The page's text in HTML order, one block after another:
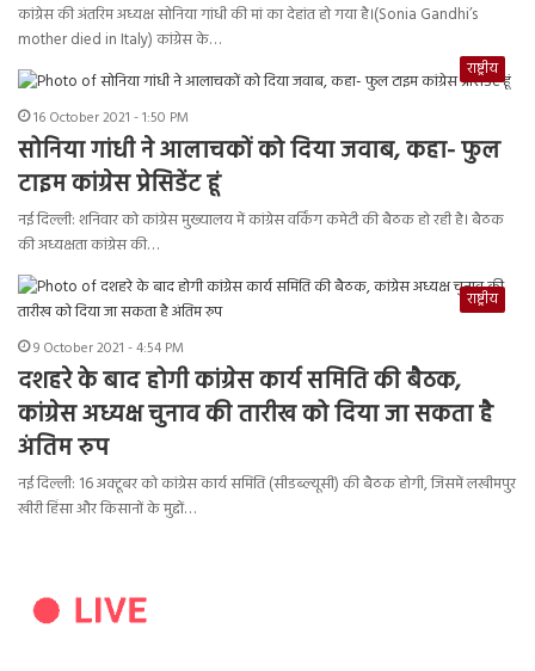
कांग्रेस की अंतरिम अध्यक्ष सोनिया गांधी की मां का देहांत हो गया है।(Sonia Gandhi’s
mother died in Italy) कांग्रेस के…
राष्ट्रीय
16 October 2021 - 1:50 PM
सोनिया गांधी ने आलाचकों को दिया जवाब, कहा- फुल
टाइम कांग्रेस प्रेसिडेंट हूं
नई दिल्ली: शनिवार को कांग्रेस मुख्यालय में कांग्रेस वर्किंग कमेटी की बैठक हो रही है। बैठक
की अध्यक्षता कांग्रेस की…
राष्ट्रीय
9 October 2021 - 4:54 PM
दशहरे के बाद होगी कांग्रेस कार्य समिति की बैठक,
कांग्रेस अध्यक्ष चुनाव की तारीख को दिया जा सकता है
अंतिम रुप
नई दिल्ली: 16 अक्टूबर को कांग्रेस कार्य समिति (सीडब्ल्यूसी) की बैठक होगी, जिसमें लखीमपुर
खीरी हिंसा और किसानों के मुद्दों…